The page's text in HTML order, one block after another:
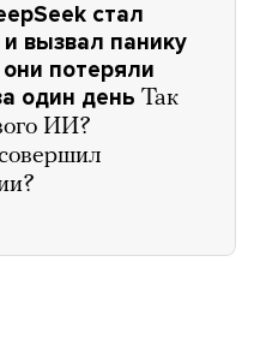
стал
вызвал панику
потеряли
один день Так
ИИ?